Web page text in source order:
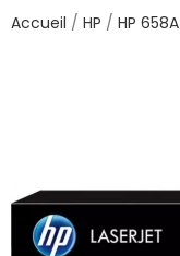
Accueil HP HP 658A